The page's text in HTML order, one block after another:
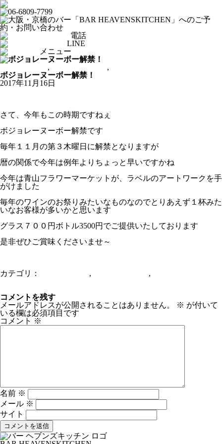
電話
LINE
メニュー
, ,
ボジョレーヌーボー解禁！
2017年11月16日
さて、今年もこの時期ですねぇ
ボジョレーヌーボー解禁です
毎年１１月の第３木曜日に解禁となりますが
暦の関係で今年は例年よりちょっと早いですかね
今年は青山フラワーマーケットが、ラベルのアートワークを手
がけました
毎年のワインのお祭りみたいなものなのでとりあえず１杯みた
いなお客様が多いかと思います
グラス７００円ボトル3500円でご提供いたしております
是非ぜひご賞味くださいませ～
カテゴリ： , ,
コメントを残す
メールアドレスが公開されることはありません。
※ が付いて
いる欄は必須項目です
コメント ※
名前 ※
メール ※
サイト